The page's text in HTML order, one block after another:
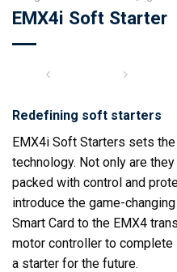
EMX4i Soft Starter
Redefining soft starters
EMX4i Soft Starters sets
technology. Not only are
packed with control and
introduce the game-
Smart Card to the EMX4
motor controller to
a starter for the future.